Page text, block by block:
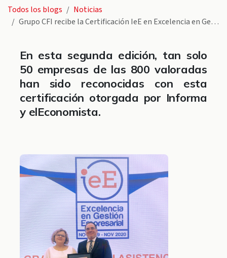
Todos los blogs
Noticias
Grupo CFI recibe la Certificación IeE en Excelencia en Gestión Empresarial
En esta segunda edición, tan solo
50 empresas de las 800 valoradas
han sido reconocidas con esta
certificación otorgada por Informa
y elEconomista.